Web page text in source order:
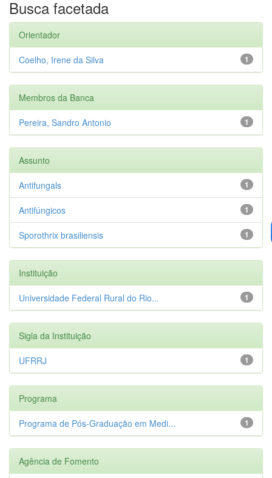
Busca facetada
Orientador
1
Coelho, Irene da Silva
Membros da Banca
1
Pereira, Sandro Antonio
Assunto
1
Antifungals
1
Antifúngicos
1
Sporothrix brasiliensis
Instituição
1
Universidade Federal Rural do Rio...
Sigla da Instituição
1
UFRRJ
Programa
1
Programa de Pós-Graduação em Medi...
Agência de Fomento